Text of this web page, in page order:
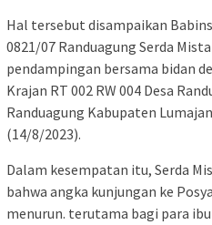
Hal tersebut disampaikan
0821/07 Randuagung Serda
pendampingan bersama bidan
Krajan RT 002 RW 004 Desa
Randuagung Kabupaten
(14/8/2023).
Dalam kesempatan itu, Serda
bahwa angka kunjungan ke
menurun. terutama bagi para